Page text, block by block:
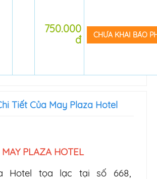
750.000
đ
CHƯA KHAI BÁO
Tiết Của May Plaza Hotel
MAY PLAZA HOTEL
Hotel tọa lạc tại số 668,